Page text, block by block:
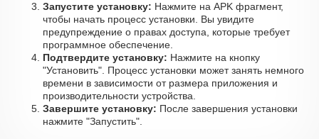
Запустите установку: Нажмите на APK фрагмент,
чтобы начать процесс установки. Вы увидите
предупреждение о правах доступа, которые требует
программное обеспечение.
Подтвердите установку: Нажмите на кнопку
"Установить". Процесс установки может занять немного
времени в зависимости от размера приложения и
производительности устройства.
Завершите установку: После завершения установки
нажмите "Запустить".